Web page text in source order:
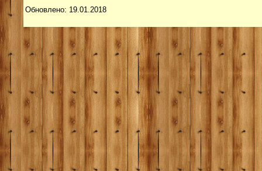
Обновлено: 19.01.2018